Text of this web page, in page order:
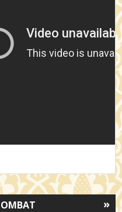
»